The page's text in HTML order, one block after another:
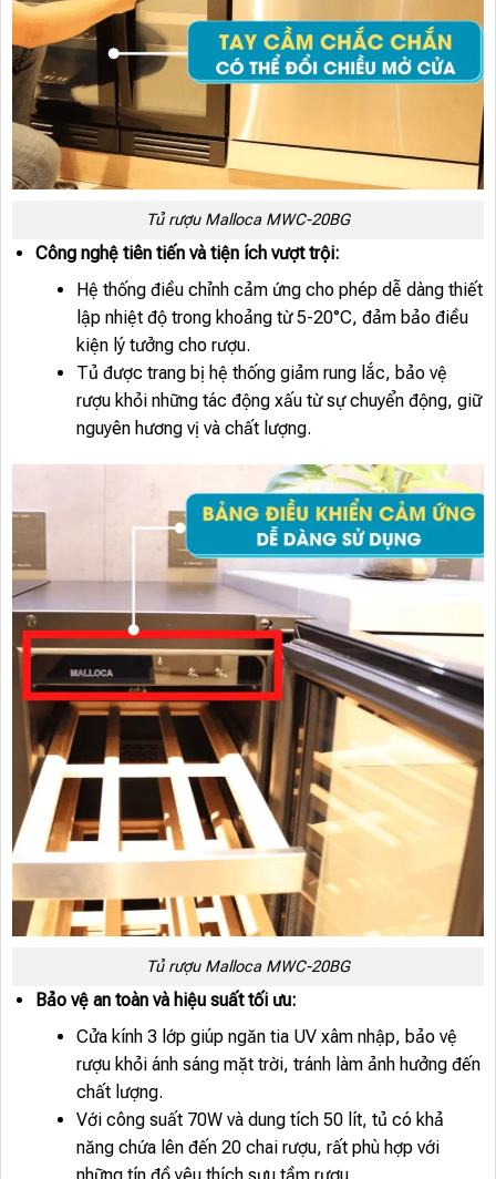
Tủ rượu Malloca MWC-20BG
Công nghệ tiên tiến và tiện ích vượt trội:
Hệ thống điều chỉnh cảm ứng cho phép dễ dàng thiết
lập nhiệt độ trong khoảng từ 5-20°C, đảm bảo điều
kiện lý tưởng cho rượu.
Tủ được trang bị hệ thống giảm rung lắc, bảo vệ
rượu khỏi những tác động xấu từ sự chuyển động, giữ
nguyên hương vị và chất lượng.
Tủ rượu Malloca MWC-20BG
Bảo vệ an toàn và hiệu suất tối ưu:
Cửa kính 3 lớp giúp ngăn tia UV xâm nhập, bảo vệ
rượu khỏi ánh sáng mặt trời, tránh làm ảnh hưởng đến
chất lượng.
Với công suất 70W và dung tích 50 lít, tủ có khả
năng chứa lên đến 20 chai rượu, rất phù hợp với